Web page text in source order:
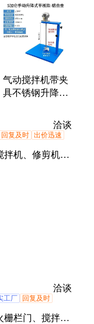
机电子秤、机
打标机、研磨
、磨片磨头、
带底盘、消防
气动搅拌机带夹
具不锈钢升降小
拌器化工液体分
散器
洽谈
回复及时 出价迅速
拌机、修剪机、
吸器、地钻、
高倍数泡沫
开槽机、矿
洽谈
工厂
回复及时
栅栏门、搅拌